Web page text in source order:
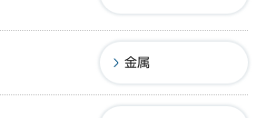
金属